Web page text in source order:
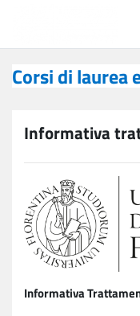
Corsi di laurea
Informativa
Informativa